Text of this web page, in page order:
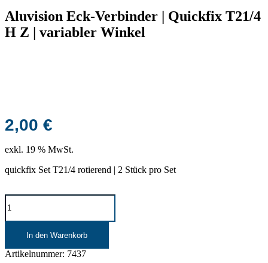
Aluvision Eck-Verbinder | Quickfix T21/4
H Z | variabler Winkel
2,00 €
exkl. 19 % MwSt.
quickfix Set T21/4 rotierend | 2 Stück pro Set
Aluvision
Eck-
Verbinder
T21/4
In den Warenkorb
Artikelnummer: 7437